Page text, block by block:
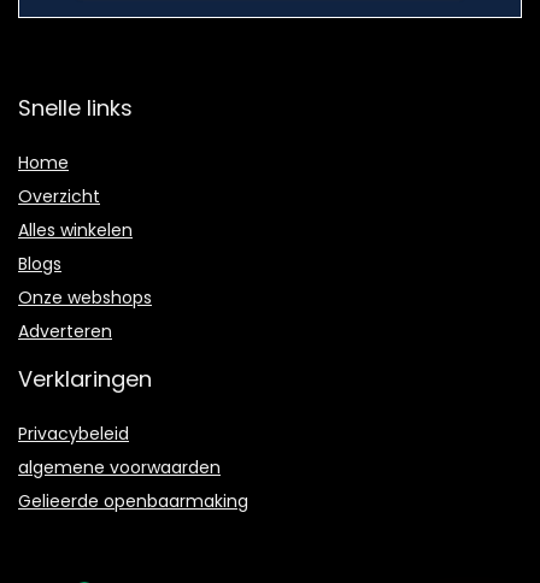
Snelle links
Home
Overzicht
Alles winkelen
Blogs
Onze webshops
Adverteren
Verklaringen
Privacybeleid
algemene voorwaarden
Gelieerde openbaarmaking